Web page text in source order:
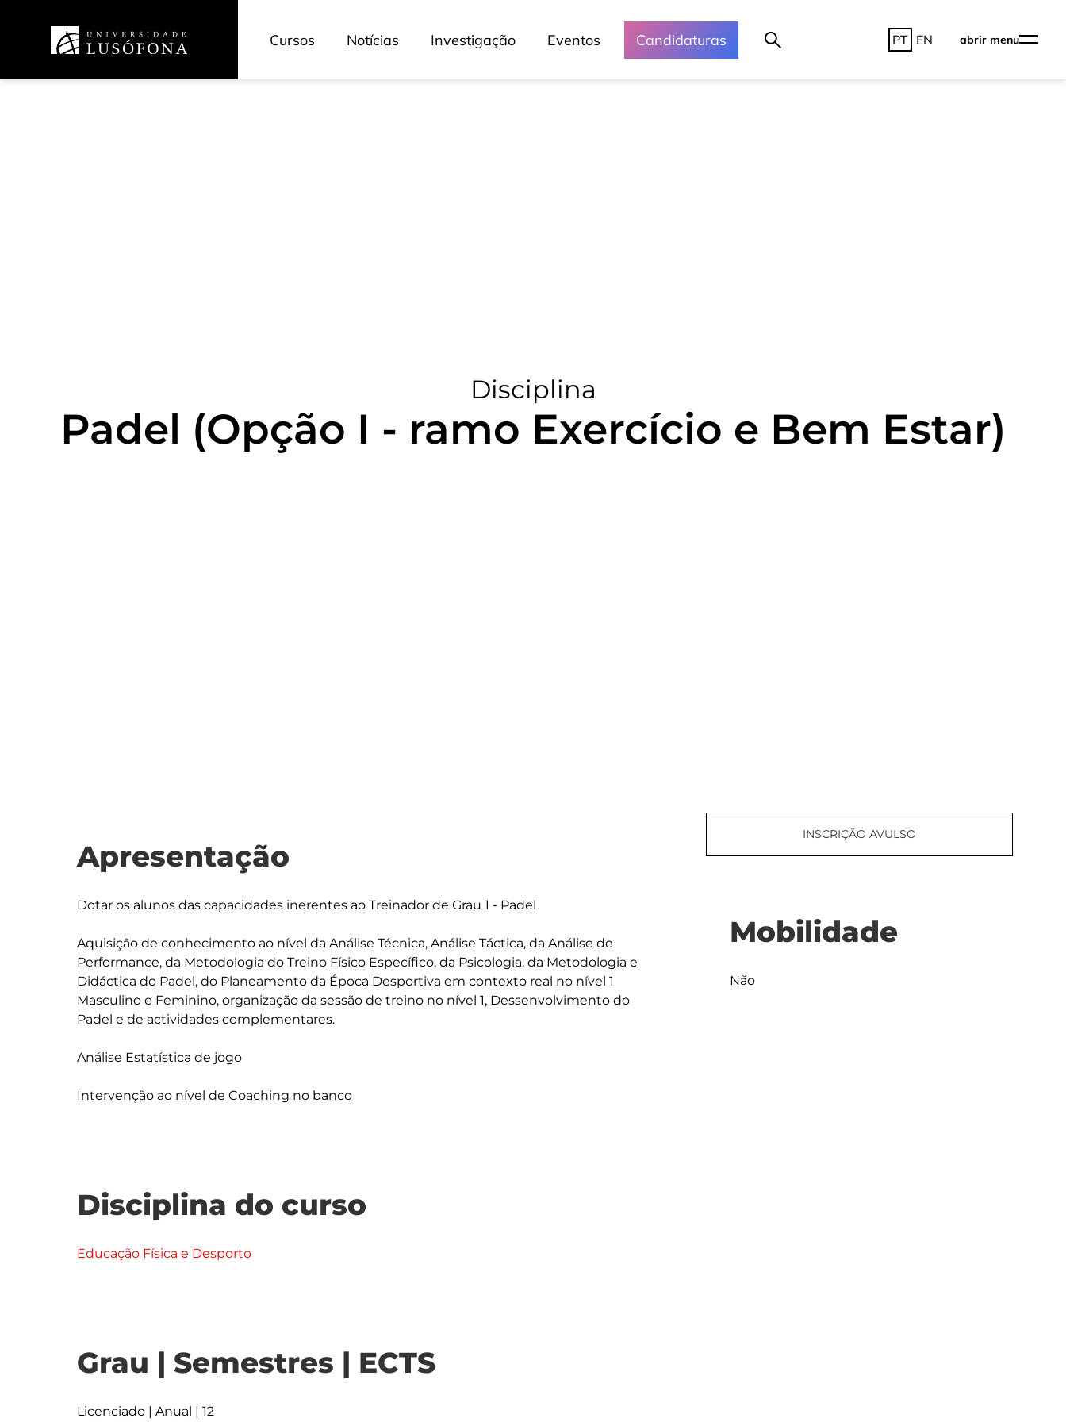
Cursos Notícias Investigação Eventos Candidaturas PT EN abrir menu
Disciplina
Padel (Opção I - ramo Exercício e Bem Estar)
Apresentação
Dotar os alunos das capacidades inerentes ao Treinador de Grau 1 - Padel
Aquisição de conhecimento ao nível da Análise Técnica, Análise Táctica, da Análise de
Performance, da Metodologia do Treino Físico Específico, da Psicologia, da Metodologia e
Didáctica do Padel, do Planeamento da Época Desportiva em contexto real no nível 1
Masculino e Feminino, organização da sessão de treino no nível 1, Dessenvolvimento do
Padel e de actividades complementares.
Análise Estatística de jogo
Disciplina do curso
Educação Física e Desporto
Grau | Semestres | ECTS
Licenciado | Anual | 12
INSCRIÇÃO AVULSO
Mobilidade
Não